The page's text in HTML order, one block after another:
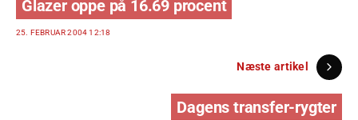
Glazer oppe på 16.69 procent
25. FEBRUAR 2004 12:18
Næste artikel
Dagens transfer-rygter